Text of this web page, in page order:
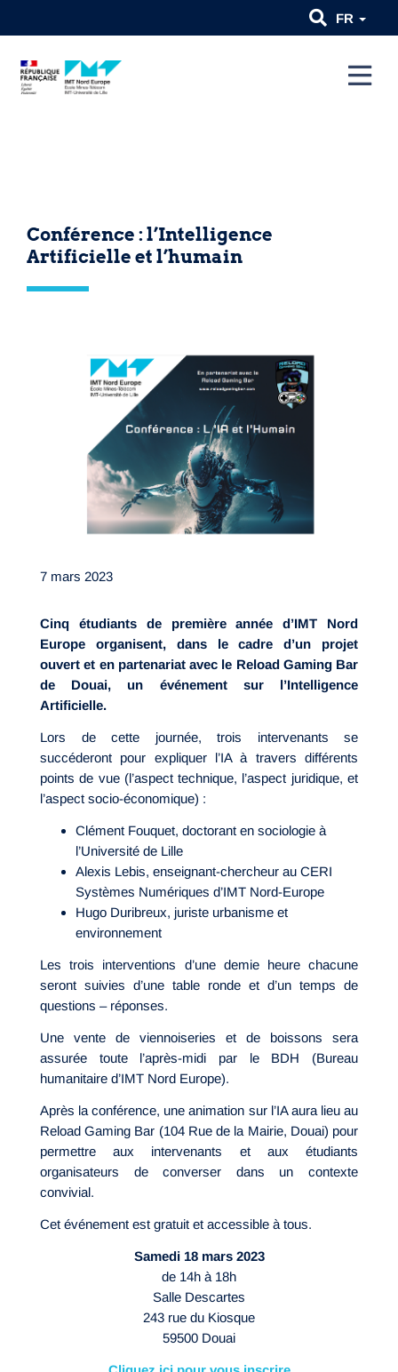
FR
Conférence : l’Intelligence
Artificielle et l’humain
7 mars 2023
Cinq étudiants de première année d’IMT Nord
Europe organisent, dans le cadre d’un projet
ouvert et en partenariat avec le Reload Gaming Bar
de Douai, un événement sur l’Intelligence
Artificielle.
Lors de cette journée, trois intervenants se
succéderont pour expliquer l’IA à travers différents
points de vue (l’aspect technique, l’aspect juridique, et
l’aspect socio-économique) :
Clément Fouquet, doctorant en sociologie à
l’Université de Lille
Alexis Lebis, enseignant-chercheur au CERI
Systèmes Numériques d’IMT Nord-Europe
Hugo Duribreux, juriste urbanisme et
environnement
Les trois interventions d’une demie heure chacune
seront suivies d’une table ronde et d’un temps de
questions – réponses.
Une vente de viennoiseries et de boissons sera
assurée toute l’après-midi par le BDH (Bureau
humanitaire d’IMT Nord Europe).
Après la conférence, une animation sur l’IA aura lieu au
Reload Gaming Bar (104 Rue de la Mairie, Douai) pour
permettre aux intervenants et aux étudiants
organisateurs de converser dans un contexte
convivial.
Cet événement est gratuit et accessible à tous.
Samedi 18 mars 2023
de 14h à 18h
Salle Descartes
243 rue du Kiosque
59500 Douai